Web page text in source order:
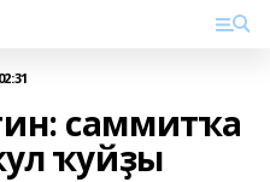
саммитҡа
ҡуйҙы